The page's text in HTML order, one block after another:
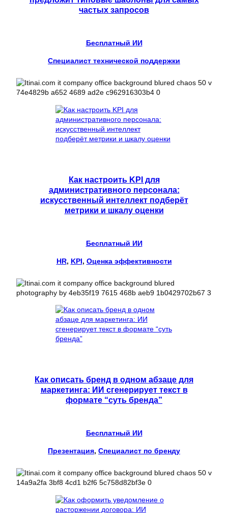
частых запросов
Бесплатный ИИ
Специалист технической поддержки
Как настроить KPI для
административного персонала:
искусственный интеллект подберёт
метрики и шкалу оценки
Бесплатный ИИ
HR, KPI, Оценка эффективности
Как описать бренд в одном абзаце для
маркетинга: ИИ сгенерирует текст в
формате “суть бренда”
Бесплатный ИИ
Презентация, Специалист по бренду